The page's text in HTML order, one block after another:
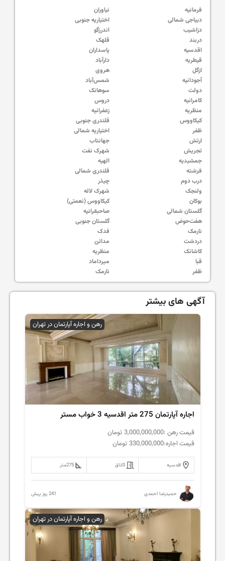
فرمانیه
نیاوران
دیباجی شمالی
اختیاریه جنوبی
دزاشیب
اندرزگو
دربند
قلهک
اقدسیه
پاسداران
قیطریه
دارآباد
ازگل
هروی
آجودانیه
شمس‌آباد
دولت
سوهانک
کامرانیه
دروس
منظریه
زعفرانیه
کیکاووس
قلندری جنوبی
ظفر
اختیاریه شمالی
ارتش
جهانتاب
تجریش
شهرک نفت
جمشیدیه
الهیه
فرشته
قلندری شمالی
درب دوم
چیذر
ولنجک
شهرک لاله
بوکان
کیکاووس (نعمتی)
گلستان شمالی
صاحبقرانیه
هفت‌حوض
گلستان جنوبی
نارمک
فدک
دردشت
مدائن
کاشانک
منظریه
قبا
میرداماد
ظفر
نارمک
آگهی های بیشتر
رهن و اجاره آپارتمان در تهران
اجاره آپارتمان 275 متر اقدسیه 3 خواب مستر
قیمت رهن :3,000,000,000 تومان
قیمت اجاره:330,000,000 تومان
اقدسیه 3اتاق 275متر
حمیدرضا احمدی 241 روز پیش
رهن و اجاره آپارتمان در تهران